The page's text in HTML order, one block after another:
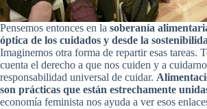
Pensemos entonces en la soberanía
óptica de los cuidados y desde la
Imaginemos otra forma de repartir esas tareas.
cuenta el derecho a que nos cuiden y a
responsabilidad universal de cuidar.
son prácticas que están estrechamente
economía feminista nos ayuda a ver esos